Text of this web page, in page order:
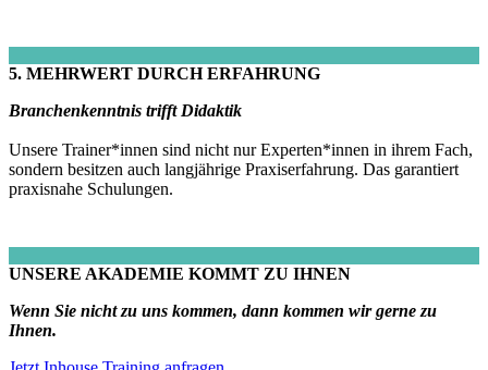
5. MEHRWERT DURCH ERFAHRUNG
Branchenkenntnis trifft Didaktik
Unsere Trainer*innen sind nicht nur Experten*innen in ihrem Fach,
sondern besitzen auch langjährige Praxiserfahrung. Das garantiert
praxisnahe Schulungen.
UNSERE AKADEMIE KOMMT ZU IHNEN
Wenn Sie nicht zu uns kommen, dann kommen wir gerne zu
Ihnen.